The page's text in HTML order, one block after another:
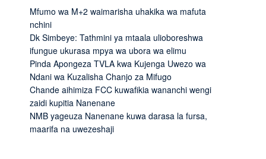
Mfumo wa M+2 waimarisha uhakika wa mafuta
nchini
Dk Simbeye: Tathmini ya mtaala ulioboreshwa
ifungue ukurasa mpya wa ubora wa elimu
Pinda Apongeza TVLA kwa Kujenga Uwezo wa
Ndani wa Kuzalisha Chanjo za Mifugo
Chande aihimiza FCC kuwafikia wananchi wengi
zaidi kupitia Nanenane
NMB yageuza Nanenane kuwa darasa la fursa,
maarifa na uwezeshaji